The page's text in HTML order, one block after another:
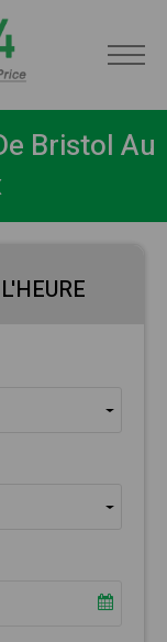
Bristol Au